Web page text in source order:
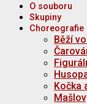
O souboru
Skupiny
Choreografie
Běží
Kočka